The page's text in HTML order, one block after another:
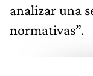
analizar una
normativas”.